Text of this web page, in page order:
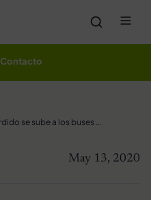
Contacto
Perro perdido se sube a los buses esperando encontrar a su dueño
May 13, 2020